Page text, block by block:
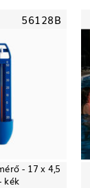
56128B
- 17 x 4,5
kék